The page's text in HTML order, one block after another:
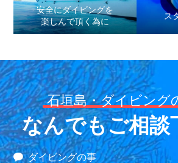
安全にダイビングを
楽しんで頂く為に
ス
石垣島・ダイビング
なんでもご相談
ダイビングの事